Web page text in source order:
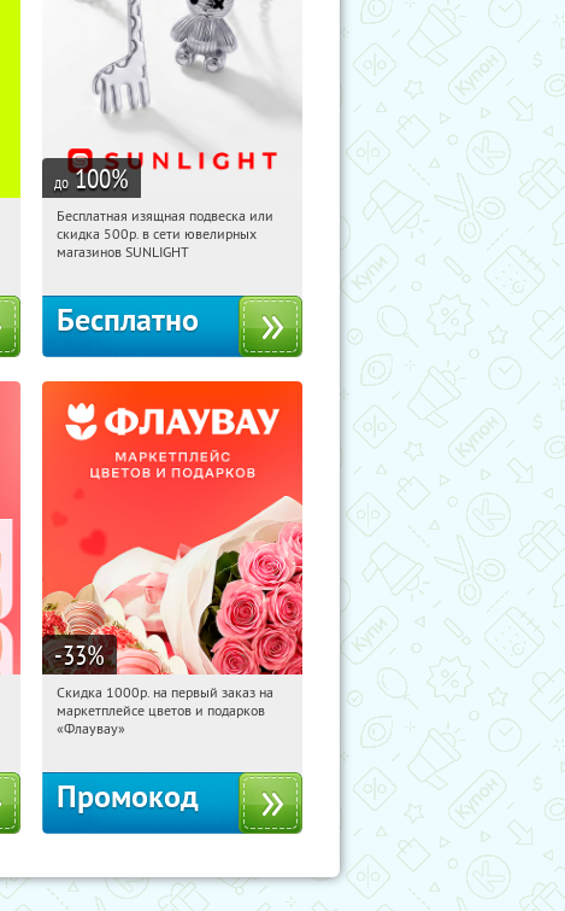
до 100%
09:52:20 Получили:
Россия
Бесплатная изящная подвеска или
скидка 500р. в сети ювелирных
магазинов SUNLIGHT
Бесплатно
-33%
09:52:20 Получили:
Россия
Скидка 1000р. на первый заказ на
маркетплейсе цветов и подарков
«Флаувау»
Промокод